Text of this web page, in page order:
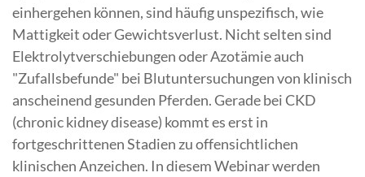
einhergehen können, sind häufig unspezifisch, wie
Mattigkeit oder Gewichtsverlust. Nicht selten sind
Elektrolytverschiebungen oder Azotämie auch
"Zufallsbefunde" bei Blutuntersuchungen von klinisch
anscheinend gesunden Pferden. Gerade bei CKD
(chronic kidney disease) kommt es erst in
fortgeschrittenen Stadien zu offensichtlichen
klinischen Anzeichen. In diesem Webinar werden